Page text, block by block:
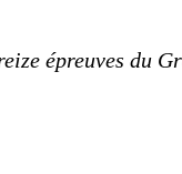
épreuves du